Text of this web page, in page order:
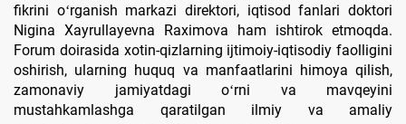
fikrini oʻrganish markazi direktori, iqtisod fanlari doktori
Nigina Xayrullayevna Raximova ham ishtirok etmoqda.
Forum doirasida xotin-qizlarning ijtimoiy-iqtisodiy faolligini
oshirish, ularning huquq va manfaatlarini himoya qilish,
zamonaviy jamiyatdagi oʻrni va mavqeyini
mustahkamlashga qaratilgan ilmiy va amaliy